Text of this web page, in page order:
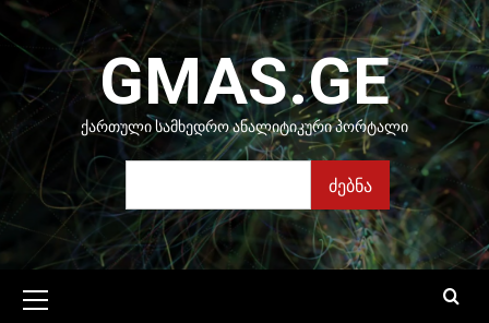
Skip
to
content
GMAS.GE
ᲥᲐᲠᲗᲣᲚᲘ ᲡᲐᲛᲮᲔᲓᲠᲝ ᲐᲜᲐᲚᲘᲢᲘᲙᲣᲠᲘ ᲞᲝᲠᲢᲐᲚᲘ
ძებნა
Menu